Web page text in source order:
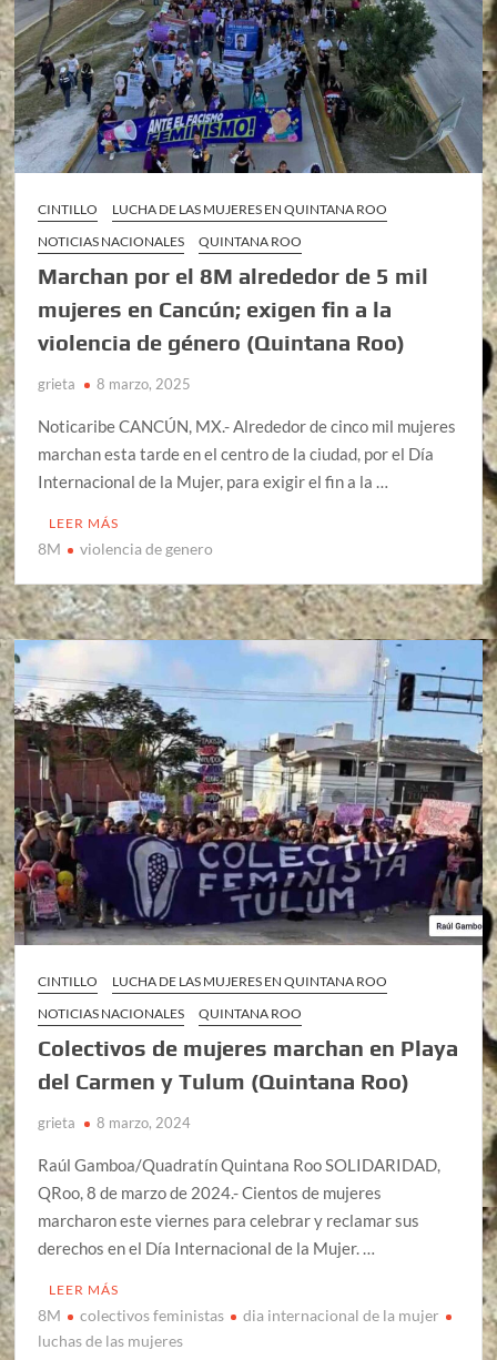
CINTILLO
LUCHA DE LAS MUJERES EN QUINTANA ROO
NOTICIAS NACIONALES
QUINTANA ROO
Marchan por el 8M alrededor de 5 mil
mujeres en Cancún; exigen fin a la
violencia de género (Quintana Roo)
grieta 8 marzo, 2025
Noticaribe CANCÚN, MX.- Alrededor de cinco mil mujeres
marchan esta tarde en el centro de la ciudad, por el Día
Internacional de la Mujer, para exigir el fin a la …
LEER MÁS
8M violencia de genero
CINTILLO
LUCHA DE LAS MUJERES EN QUINTANA ROO
NOTICIAS NACIONALES
QUINTANA ROO
Colectivos de mujeres marchan en Playa
del Carmen y Tulum (Quintana Roo)
grieta 8 marzo, 2024
Raúl Gamboa/Quadratín Quintana Roo SOLIDARIDAD,
QRoo, 8 de marzo de 2024.- Cientos de mujeres
marcharon este viernes para celebrar y reclamar sus
derechos en el Día Internacional de la Mujer. …
LEER MÁS
8M colectivos feministas
dia internacional de la mujer
luchas de las mujeres